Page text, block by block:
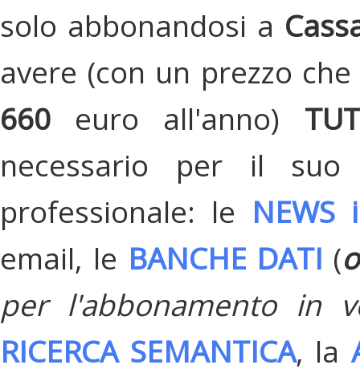
solo abbonandosi a
avere (con un prezzo
660 euro all'anno)
necessario per il suo
professionale: le
email, le BANCHE DATI (
per l'abbonamento in
RICERCA SEMANTICA, la